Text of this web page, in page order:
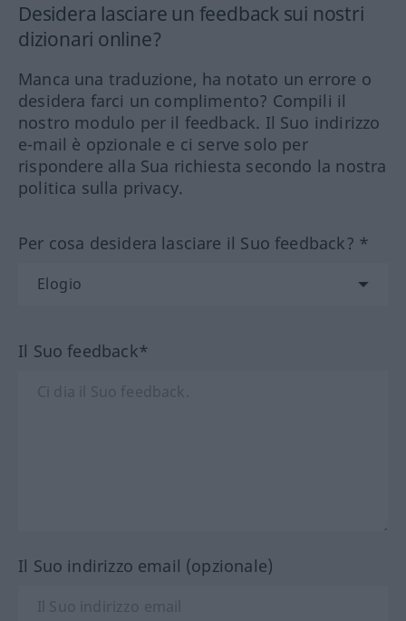
Desidera lasciare un feedback sui nostri
dizionari online?
Manca una traduzione, ha notato un errore o
desidera farci un complimento? Compili il
nostro modulo per il feedback. Il Suo indirizzo
e-mail è opzionale e ci serve solo per
rispondere alla Sua richiesta secondo la nostra
politica sulla privacy.
Per cosa desidera lasciare il Suo feedback? *
Il Suo feedback*
Il Suo indirizzo email (opzionale)